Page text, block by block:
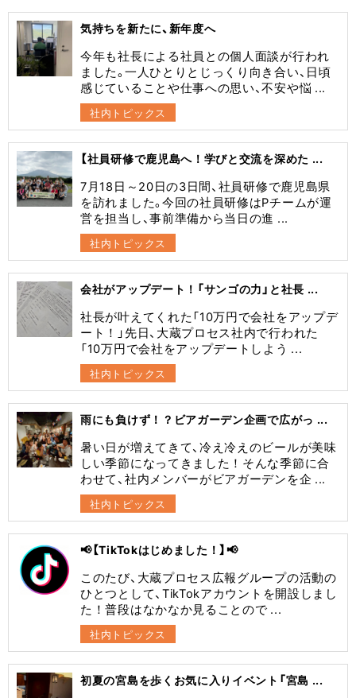
気持ちを新たに、新年度へ
今年も社長による社員との個人面談が行われ
ました。一人ひとりとじっくり向き合い、日頃
感じていることや仕事への思い、不安や悩 ...
社内トピックス
【社員研修で鹿児島へ！学びと交流を深めた ...
7月18日～20日の3日間、社員研修で鹿児島県
を訪れました。今回の社員研修はPチームが運
営を担当し、事前準備から当日の進 ...
社内トピックス
会社がアップデート！「サンゴの力」と社長 ...
社長が叶えてくれた「10万円で会社をアップデ
ート！」先日、大蔵プロセス社内で行われた
「10万円で会社をアップデートしよう ...
社内トピックス
雨にも負けず！？ビアガーデン企画で広がっ ...
暑い日が増えてきて、冷え冷えのビールが美味
しい季節になってきました！そんな季節に合
わせて、社内メンバーがビアガーデンを企 ...
社内トピックス
📢【TikTokはじめました！】📢
このたび、大蔵プロセス広報グループの活動の
ひとつとして、TikTokアカウントを開設しまし
た！普段はなかなか見ることので ...
社内トピックス
初夏の宮島を歩くお気に入りイベント「宮島 ...